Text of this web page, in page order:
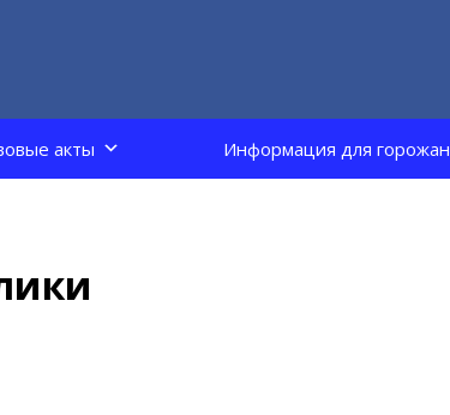
акты Информация для горожан